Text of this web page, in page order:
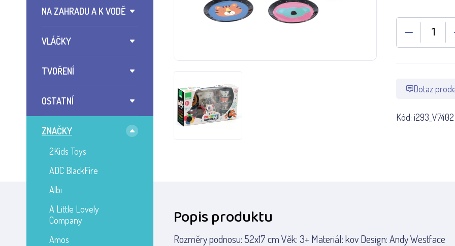
NA ZAHRADU A K VODĚ
VLÁČKY
TVOŘENÍ
OSTATNÍ
ZNAČKY
2Kids Toys
ADC BlackFire
Albi
A Little Lovely
Company
Amos
Dotaz
Kód: i293_V7402
Popis produktu
Rozměry podnosu: 52x17 cm Věk: 3+ Materiál: kov Design: Andy Westface